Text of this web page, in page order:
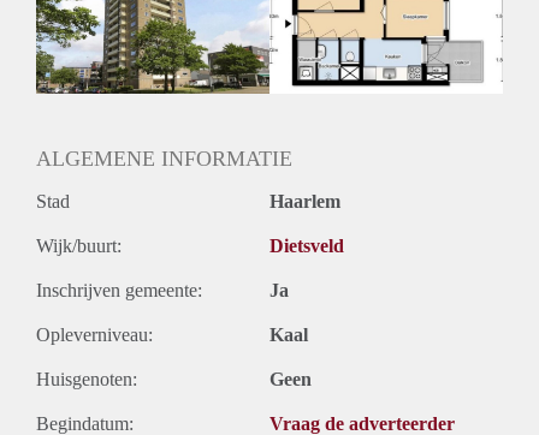
ALGEMENE INFORMATIE
Stad Haarlem
Wijk/buurt: Dietsveld
Inschrijven gemeente: Ja
Opleverniveau: Kaal
Huisgenoten: Geen
Begindatum: Vraag de adverteerder